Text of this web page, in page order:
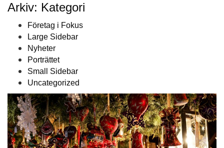
Arkiv: Kategori
Företag i Fokus
Large Sidebar
Nyheter
Porträttet
Small Sidebar
Uncategorized